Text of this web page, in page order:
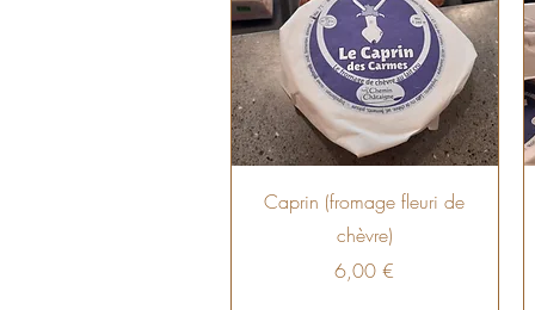
Caprin (fromage fleuri de
chèvre)
Prix
6,00 €